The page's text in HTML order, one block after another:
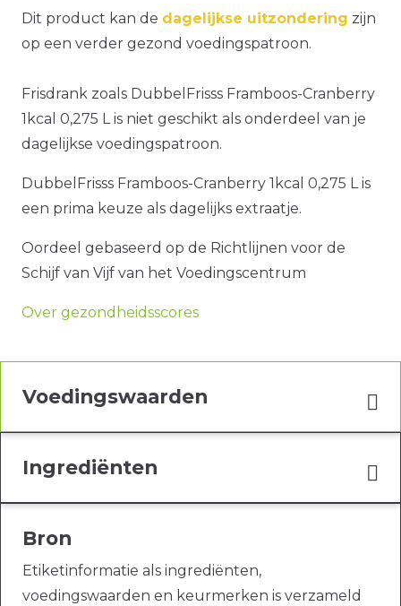
Dit product kan de dagelijkse uitzondering zijn
op een verder gezond voedingspatroon.
Frisdrank zoals DubbelFrisss Framboos-Cranberry
1kcal 0,275 L is niet geschikt als onderdeel van je
dagelijkse voedingspatroon.
DubbelFrisss Framboos-Cranberry 1kcal 0,275 L is
een prima keuze als dagelijks extraatje.
Oordeel gebaseerd op de Richtlijnen voor de
Schijf van Vijf van het Voedingscentrum
Over gezondheidsscores
Voedingswaarden
Ingrediënten
Bron
Etiketinformatie als ingrediënten,
voedingswaarden en keurmerken is verzameld